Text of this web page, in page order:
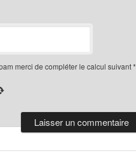
merci de compléter le calcul suivant*